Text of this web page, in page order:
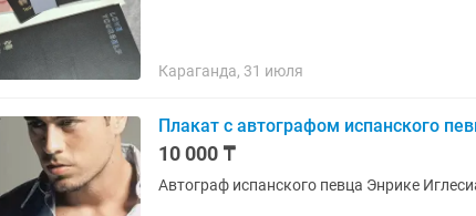
Караганда, 31 июля
Плакат с автографом испанского
10 000 ₸
Автограф испанского певца Энрике